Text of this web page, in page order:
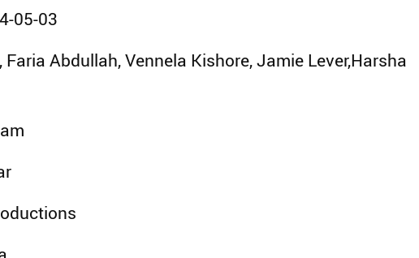
05-03
Faria Abdullah, Vennela Kishore, Jamie Lever,Harsha